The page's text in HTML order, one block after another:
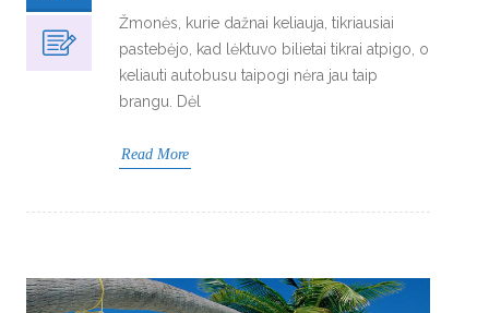
Žmonės, kurie dažnai keliauja, tikriausiai
pastebėjo, kad lėktuvo bilietai tikrai atpigo, o
keliauti autobusu taipogi nėra jau taip
brangu. Dėl
Read More